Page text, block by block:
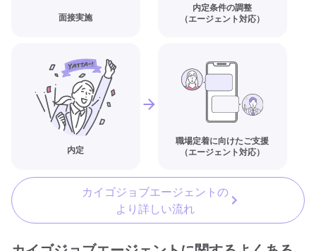
面接実施
内定条件の調整
（エージェント対応）
内定
職場定着に向けたご支援
（エージェント対応）
カイゴジョブエージェントの
より詳しい流れ